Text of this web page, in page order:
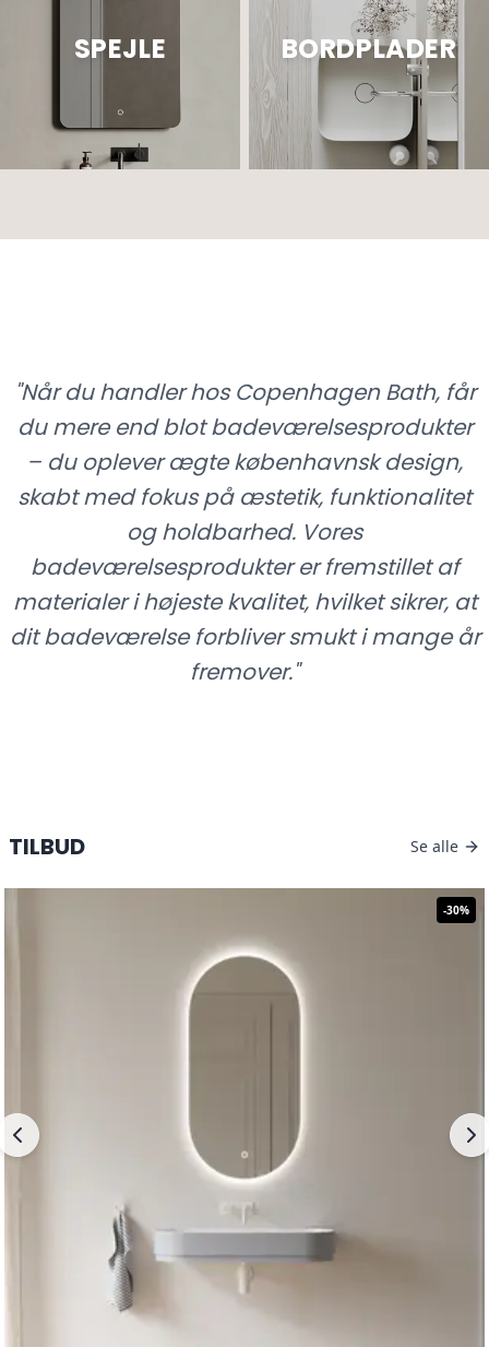
SPEJLE BORDPLADER
HANDL HER
"Når du handler hos Copenhagen Bath, får
du mere end blot badeværelsesprodukter
– du oplever ægte københavnsk design,
skabt med fokus på æstetik, funktionalitet
og holdbarhed. Vores
badeværelsesprodukter er fremstillet af
materialer i højeste kvalitet, hvilket sikrer, at
dit badeværelse forbliver smukt i mange år
fremover."
TILBUD Se alle
-30%